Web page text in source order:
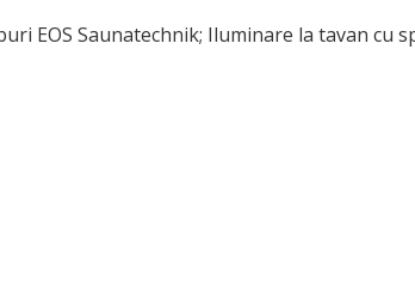
EOS Saunatechnik; Iluminare la tavan cu